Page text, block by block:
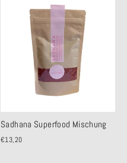
Sadhana Superfood Mischung
€13,20